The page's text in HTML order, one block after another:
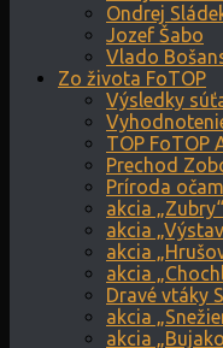
Ondrej
Jozef Šabo
Vlado
Zo života FoTOP
Výsledky
TOP FoTOP
Prechod
Príroda
akcia „Zubry“
akcia
akcia
akcia
Dravé vtáky
akcia
akcia